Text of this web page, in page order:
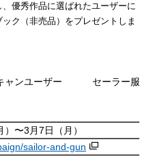
優秀作品に選ばれたユーザーに
ク（非売品）をプレゼントしま
ャンユーザー セーラー服お
〜3月7日（月）
sailor-and-gun